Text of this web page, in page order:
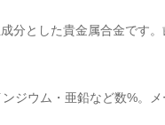
分とした貴金属合金です
ウム・亜鉛など数%。メ